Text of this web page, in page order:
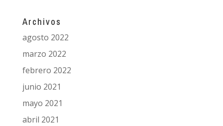
Archivos
agosto 2022
marzo 2022
febrero 2022
junio 2021
mayo 2021
abril 2021